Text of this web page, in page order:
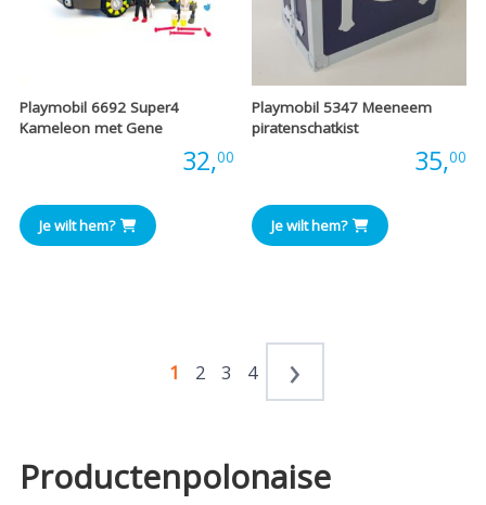
Playmobil 6692 Super4
Kameleon met Gene
32,00
Je wilt hem?
Playmobil 5347 Meeneem
piratenschatkist
35,00
Je wilt hem?
1 2 3 4
Productenpolonaise